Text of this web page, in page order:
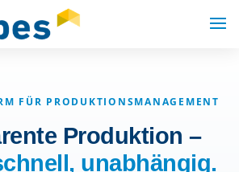
FÜR PRODUKTIONSMANAGEMENT
Produktion –
unabhängig.